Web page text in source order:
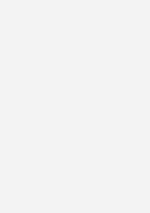
hohen Stellenwert. Zur
den demografischen
muss in Deutschland ein
sowie
(Tertiärprävention)“
so zu unterstützen,